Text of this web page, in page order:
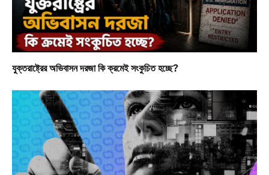
যুক্তরাষ্ট্রের অভিবাসন দরজা কি ক্রমেই সংকুচিত হচ্ছে?